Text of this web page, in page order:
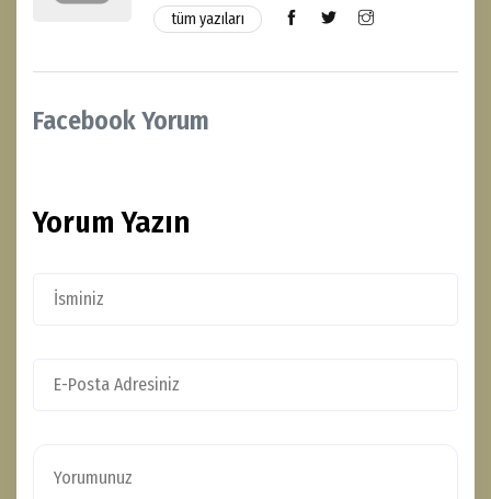
tüm yazıları
Facebook Yorum
Yorum Yazın